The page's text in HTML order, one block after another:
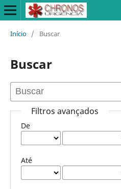
Início / Buscar
Buscar
Filtros avançados
De
Até